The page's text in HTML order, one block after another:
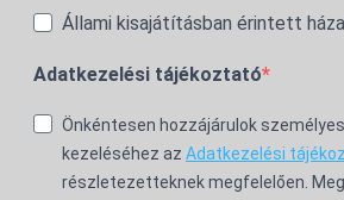
Állami kisajátításban érintett
Adatkezelési tájékoztató
Önkéntesen hozzájárulok
kezeléséhez az Adatkezelési
részletezetteknek megfelelően.